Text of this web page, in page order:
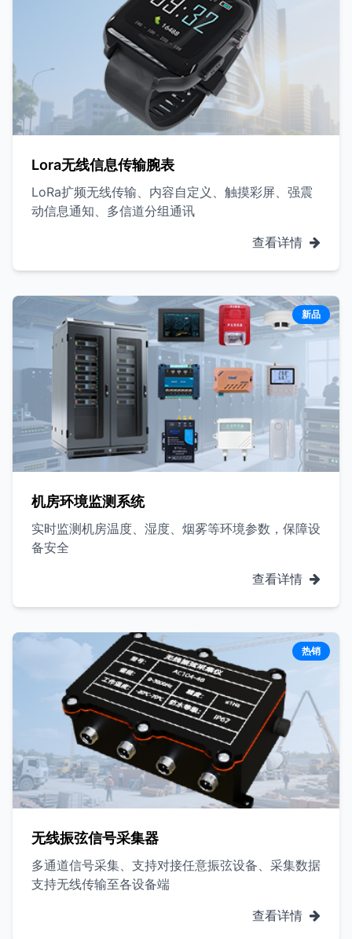
Lora无线信息传输腕表
LoRa扩频无线传输、内容自定义、触摸彩屏、强震
动信息通知、多信道分组通讯
查看详情
新品
机房环境监测系统
实时监测机房温度、湿度、烟雾等环境参数，保障设
备安全
查看详情
热销
无线振弦信号采集器
多通道信号采集、支持对接任意振弦设备、采集数据
支持无线传输至各设备端
查看详情